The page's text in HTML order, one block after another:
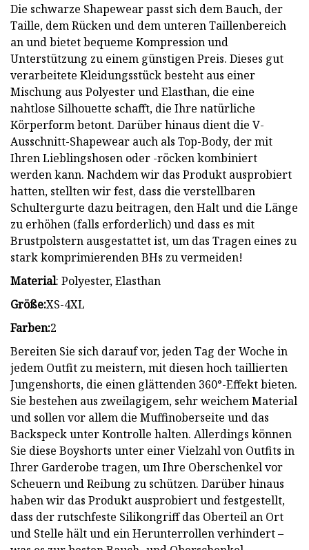
Die schwarze Shapewear passt sich dem Bauch, der
Taille, dem Rücken und dem unteren Taillenbereich
an und bietet bequeme Kompression und
Unterstützung zu einem günstigen Preis. Dieses gut
verarbeitete Kleidungsstück besteht aus einer
Mischung aus Polyester und Elasthan, die eine
nahtlose Silhouette schafft, die Ihre natürliche
Körperform betont. Darüber hinaus dient die V-
Ausschnitt-Shapewear auch als Top-Body, der mit
Ihren Lieblingshosen oder -röcken kombiniert
werden kann. Nachdem wir das Produkt ausprobiert
hatten, stellten wir fest, dass die verstellbaren
Schultergurte dazu beitragen, den Halt und die Länge
zu erhöhen (falls erforderlich) und dass es mit
Brustpolstern ausgestattet ist, um das Tragen eines zu
stark komprimierenden BHs zu vermeiden!
Material: Polyester, Elasthan
Größe:XS-4XL
Farben:2
Bereiten Sie sich darauf vor, jeden Tag der Woche in
jedem Outfit zu meistern, mit diesen hoch taillierten
Jungenshorts, die einen glättenden 360°-Effekt bieten.
Sie bestehen aus zweilagigem, sehr weichem Material
und sollen vor allem die Muffinoberseite und das
Backspeck unter Kontrolle halten. Allerdings können
Sie diese Boyshorts unter einer Vielzahl von Outfits in
Ihrer Garderobe tragen, um Ihre Oberschenkel vor
Scheuern und Reibung zu schützen. Darüber hinaus
haben wir das Produkt ausprobiert und festgestellt,
dass der rutschfeste Silikongriff das Oberteil an Ort
und Stelle hält und ein Herunterrollen verhindert –